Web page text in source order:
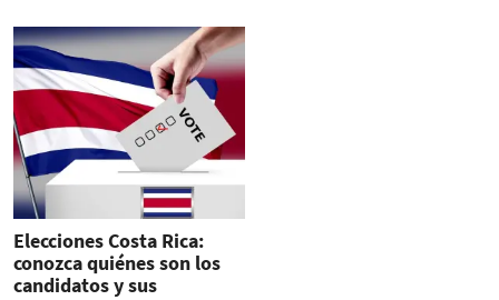
Elecciones Costa Rica:
conozca quiénes son los
candidatos y sus